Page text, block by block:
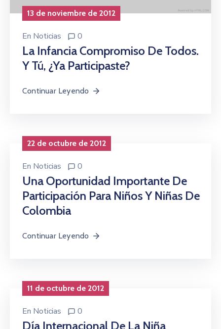
13 de noviembre de 2012
En Noticias 0
La Infancia Compromiso De Todos.
Y Tú, ¿Ya Participaste?
Continuar Leyendo
22 de octubre de 2012
En Noticias 0
Una Oportunidad Importante De
Participación Para Niños Y Niñas De
Colombia
Continuar Leyendo
11 de octubre de 2012
En Noticias 0
Día Internacional De La Niña